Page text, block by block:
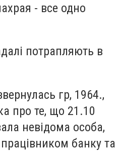
- все одно
потрапляють в
гр, 1964.,
про те, що 21.10
невідома особа,
банку та